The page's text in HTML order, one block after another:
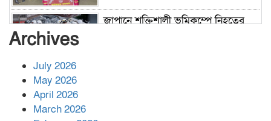
জাপানে শক্তিশালী ভূমিকম্পে নিহতের
Archives
July 2026
May 2026
April 2026
March 2026